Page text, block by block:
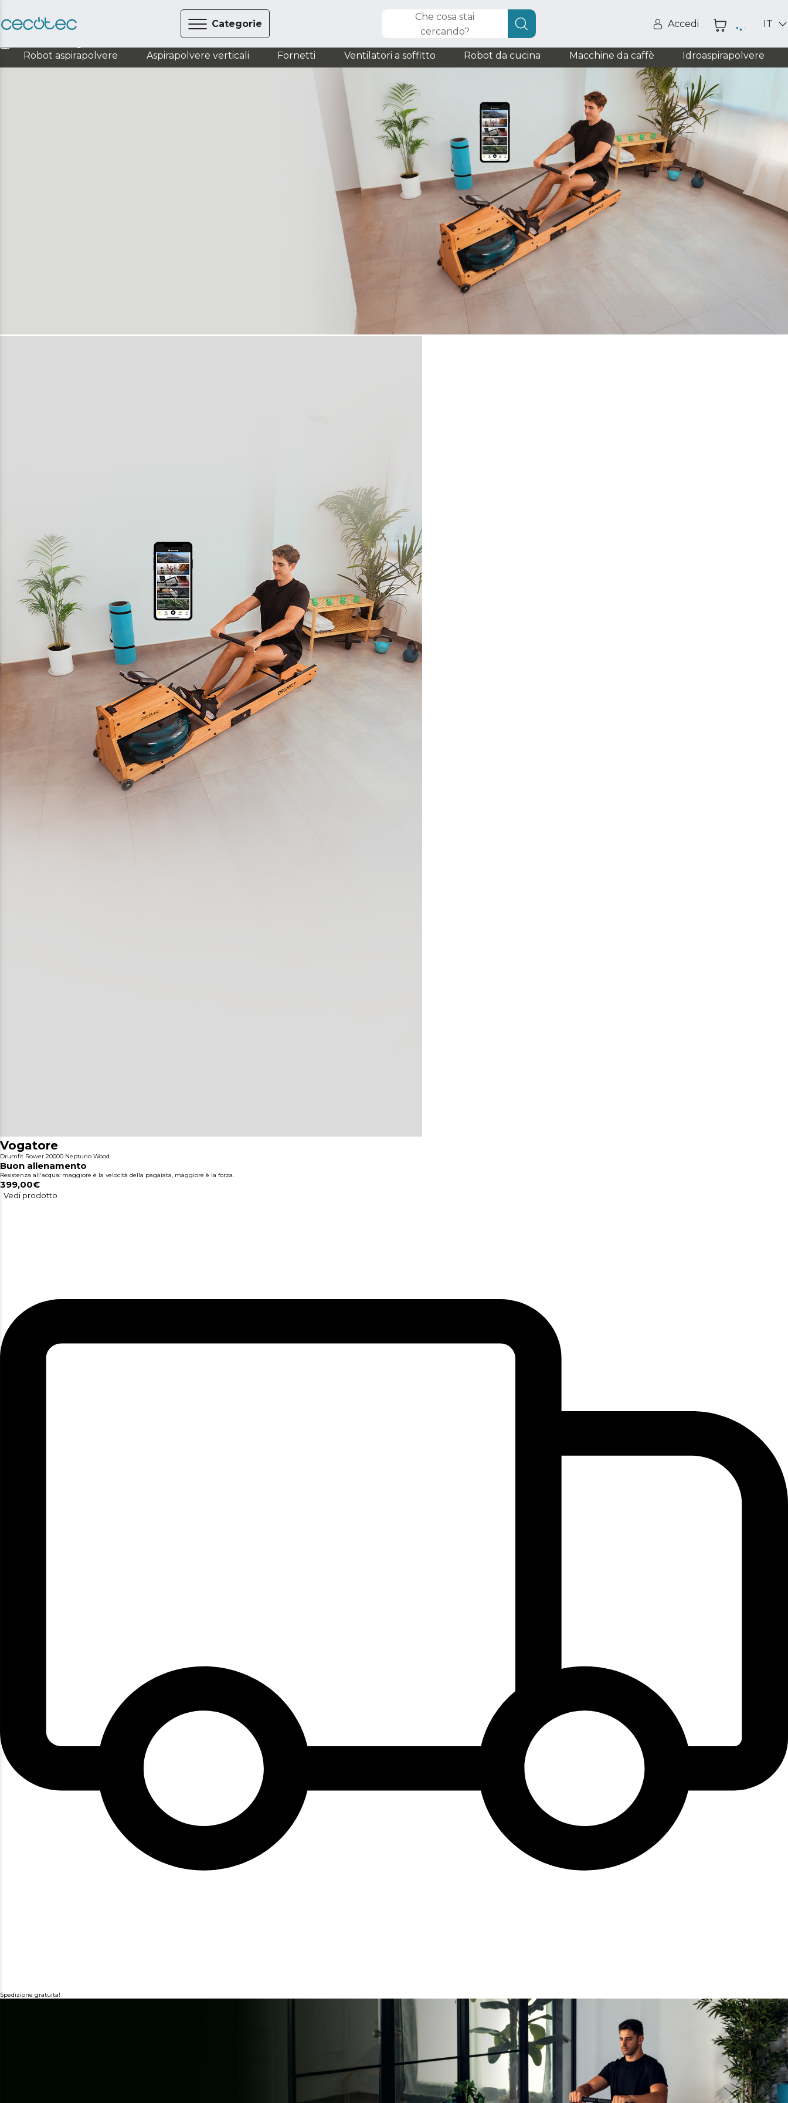
Categorie
Che cosa stai
cercando?
Accedi IT
Robot aspirapolvere Aspirapolvere verticali Fornetti Ventilatori a soffitto Robot da cucina Macchine da caffè Idroaspirapolvere
Vogatore
Drumfit Rower 20000 Neptuno Wood
Buon allenamento
Resistenza all'acqua: maggiore è la velocità della pagaiata, maggiore è la forza.
399,00€
Vedi prodotto
Spedizione gratuita!